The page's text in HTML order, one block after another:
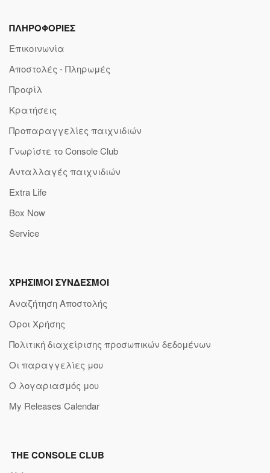
ΠΛΗΡΟΦΟΡΙΕΣ
Επικοινωνία
Αποστολές - Πληρωμές
Προφίλ
Κρατήσεις
Προπαραγγελίες παιχνιδιών
Γνωρίστε το Console Club
Ανταλλαγές παιχνιδιών
Extra Life
Box Now
Service
ΧΡΗΣΙΜΟΙ ΣΥΝΔΕΣΜΟΙ
Αναζήτηση Αποστολής
Όροι Χρήσης
Πολιτική διαχείρισης προσωπικών δεδομένων
Οι παραγγελίες μου
Ο λογαριασμός μου
My Releases Calendar
THE CONSOLE CLUB